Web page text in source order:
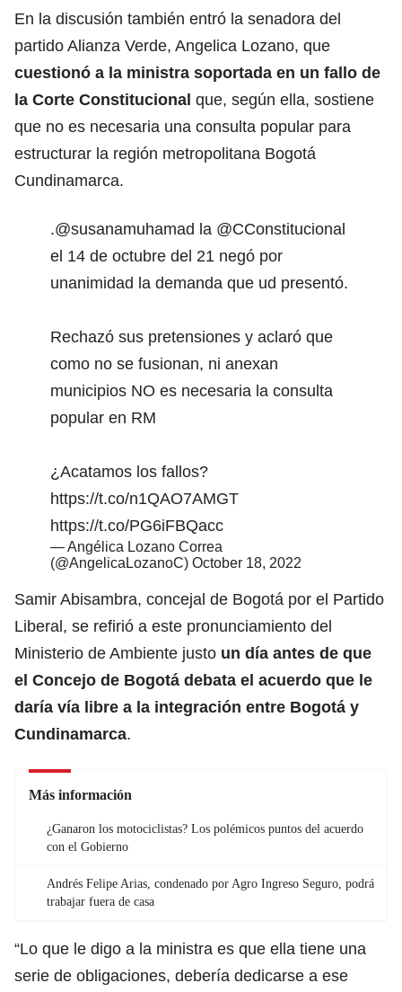
En la discusión también entró la senadora del
partido Alianza Verde, Angelica Lozano, que
cuestionó a la ministra soportada en un fallo de
la Corte Constitucional que, según ella, sostiene
que no es necesaria una consulta popular para
estructurar la región metropolitana Bogotá
Cundinamarca.
.@susanamuhamad la @CConstitucional
el 14 de octubre del 21 negó por
unanimidad la demanda que ud presentó.
Rechazó sus pretensiones y aclaró que
como no se fusionan, ni anexan
municipios NO es necesaria la consulta
popular en RM
¿Acatamos los fallos?
https://t.co/n1QAO7AMGT
https://t.co/PG6iFBQacc
— Angélica Lozano Correa
(@AngelicaLozanoC) October 18, 2022
Samir Abisambra, concejal de Bogotá por el Partido
Liberal, se refirió a este pronunciamiento del
Ministerio de Ambiente justo un día antes de que
el Concejo de Bogotá debata el acuerdo que le
daría vía libre a la integración entre Bogotá y
Cundinamarca.
Más información
¿Ganaron los motociclistas? Los polémicos puntos del acuerdo
con el Gobierno
Andrés Felipe Arias, condenado por Agro Ingreso Seguro, podrá
trabajar fuera de casa
“Lo que le digo a la ministra es que ella tiene una
serie de obligaciones, debería dedicarse a ese